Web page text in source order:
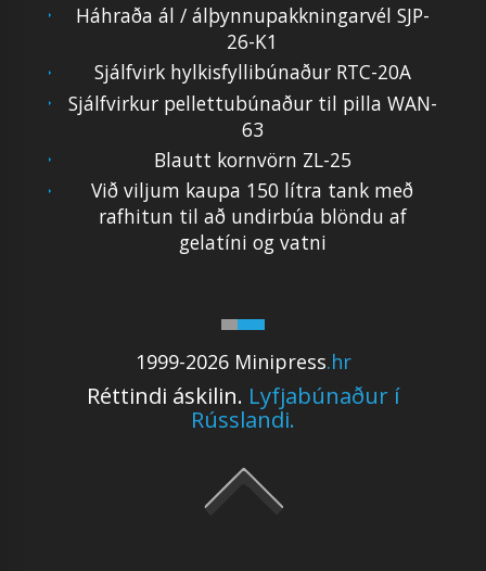
1999-2026 Minipress.hr
Réttindi áskilin. Lyfjabúnaður í
Rússlandi.
Háhraða ál / álþynnupakkningarvél SJP-
26-K1
Sjálfvirk hylkisfyllibúnaður RTC-20A
Sjálfvirkur pellettubúnaður til pilla WAN-
63
Blautt kornvörn ZL-25
Við viljum kaupa 150 lítra tank með
rafhitun til að undirbúa blöndu af
gelatíni og vatni